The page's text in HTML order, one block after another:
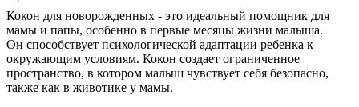
Кокон для новорожденных - это идеальный помощник для
мамы и папы, особенно в первые месяцы жизни малыша.
Он способствует психологической адаптации ребенка к
окружающим условиям. Кокон создает ограниченное
пространство, в котором малыш чувствует себя безопасно,
также как в животике у мамы.